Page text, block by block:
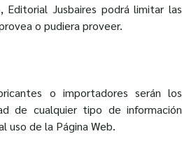
Editorial Jusbaires podrá limitar las
o pudiera proveer.
o importadores serán los
de cualquier tipo de información
uso de la Página Web.